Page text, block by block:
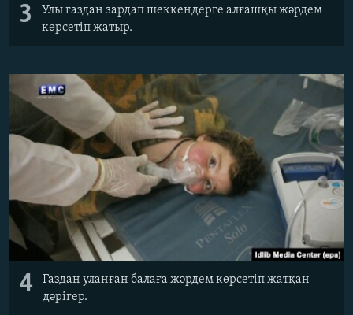
3
Улы газдан зардап шеккендерге алғашқы жәрдем
көрсетіп жатыр.
4
Газдан уланған балаға жәрдем көрсетіп жатқан
дәрігер.